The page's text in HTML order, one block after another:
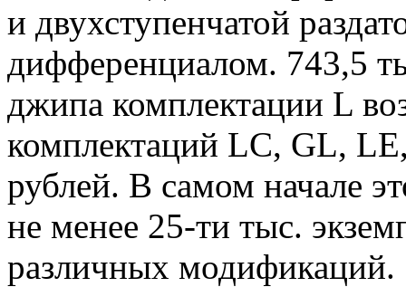
и двухступенчатой
дифференциалом. 743,5
джипа комплектации L
комплектаций LC, GL,
рублей. В самом начале
не менее 25-ти тыс.
различных модификаций.